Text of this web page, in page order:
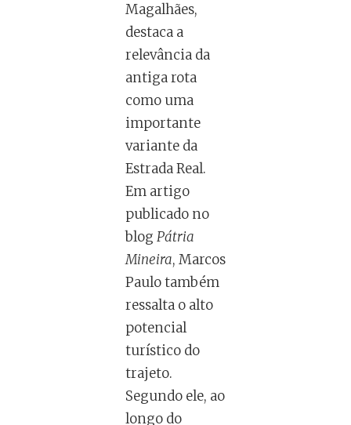
Magalhães,
destaca a
relevância da
antiga rota
como uma
importante
variante da
Estrada Real.
Em artigo
publicado no
blog Pátria
Mineira, Marcos
Paulo também
ressalta o alto
potencial
turístico do
trajeto.
Segundo ele, ao
longo do